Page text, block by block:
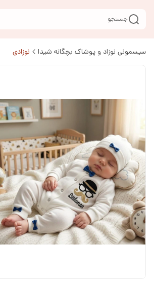
جستجو
سیسمونی نوزاد و پوشاک بچگانه شیدا نوزادی